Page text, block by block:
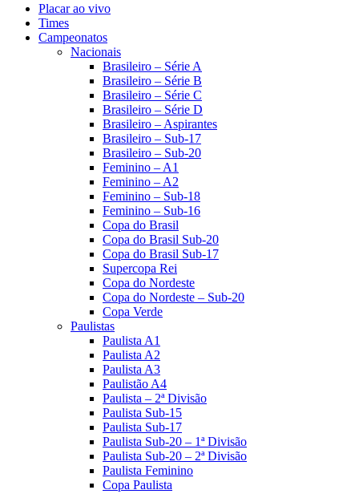
Placar ao vivo
Times
Campeonatos
Nacionais
Brasileiro – Série A
Brasileiro – Série B
Brasileiro – Série C
Brasileiro – Série D
Brasileiro – Aspirantes
Brasileiro – Sub-17
Brasileiro – Sub-20
Feminino – A1
Feminino – A2
Feminino – Sub-18
Feminino – Sub-16
Copa do Brasil
Copa do Brasil Sub-20
Copa do Brasil Sub-17
Supercopa Rei
Copa do Nordeste
Copa do Nordeste – Sub-20
Copa Verde
Paulistas
Paulista A1
Paulista A2
Paulista A3
Paulistão A4
Paulista – 2ª Divisão
Paulista Sub-15
Paulista Sub-17
Paulista Sub-20 – 1ª Divisão
Paulista Sub-20 – 2ª Divisão
Paulista Feminino
Copa Paulista